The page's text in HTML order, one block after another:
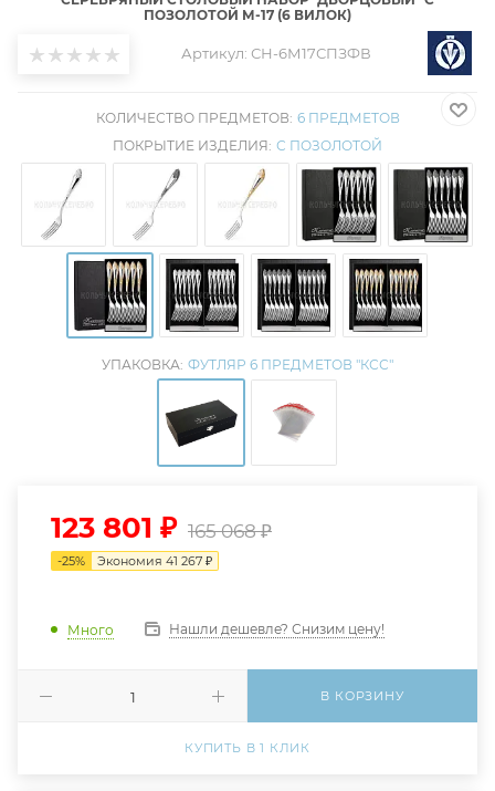
ПОЗОЛОТОЙ М-17 (6 ВИЛОК)
Артикул: СН-6М17СПЗФВ
КОЛИЧЕСТВО ПРЕДМЕТОВ: 6 ПРЕДМЕТОВ
ПОКРЫТИЕ ИЗДЕЛИЯ: С ПОЗОЛОТОЙ
УПАКОВКА: ФУТЛЯР 6 ПРЕДМЕТОВ "КСС"
123 801 ₽ 165 068₽
-25% Экономия 41 267 ₽
Много Нашли дешевле? Снизим цену!
В КОРЗИНУ
КУПИТЬ В 1 КЛИК